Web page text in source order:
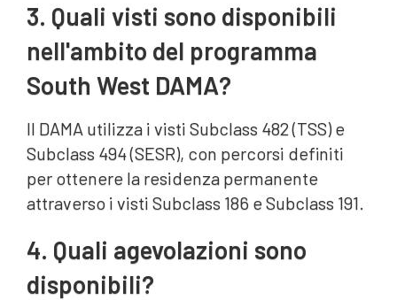
3. Quali visti sono disponibili
nell'ambito del programma
South West DAMA?
Il DAMA utilizza i visti Subclass 482 (TSS) e
Subclass 494 (SESR), con percorsi definiti
per ottenere la residenza permanente
attraverso i visti Subclass 186 e Subclass 191.
4. Quali agevolazioni sono
disponibili?